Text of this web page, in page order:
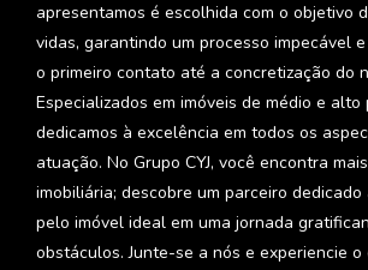
apresentamos é escolhida com o objetivo
vidas, garantindo um processo impecável
o primeiro contato até a concretização do
Especializados em imóveis de médio e alto
dedicamos à excelência em todos os
atuação. No Grupo CYJ, você encontra
imobiliária; descobre um parceiro
pelo imóvel ideal em uma jornada
obstáculos. Junte-se a nós e experiencie